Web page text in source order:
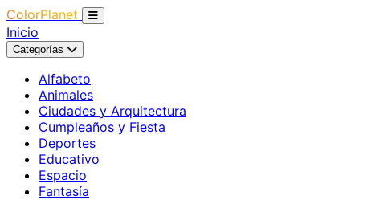
ColorPlanet
Inicio
Categorías
Alfabeto
Animales
Ciudades y Arquitectura
Cumpleaños y Fiesta
Deportes
Educativo
Espacio
Fantasía